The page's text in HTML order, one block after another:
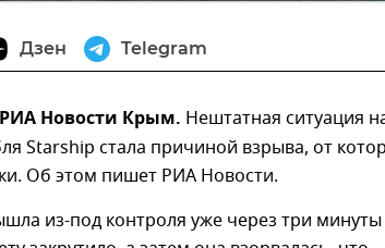
Дзен Telegram
Новости Крым. Нештатная ситуация
Starship стала причиной взрыва, от
Об этом пишет РИА Новости.
из-под контроля уже через три минуты